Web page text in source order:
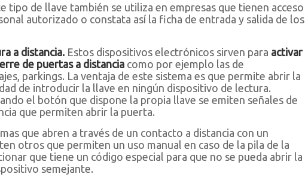
tipo de llave también se utiliza en empresas que tienen acceso
autorizado o constata así la ficha de entrada y salida de los
a distancia. Estos dispositivos electrónicos sirven para activar
de puertas a distancia como por ejemplo las de
parkings. La ventaja de este sistema es que permite abrir la
de introducir la llave en ningún dispositivo de lectura.
el botón que dispone la propia llave se emiten señales de
que permiten abrir la puerta.
que abren a través de un contacto a distancia con un
otros que permiten un uso manual en caso de la pila de la
que tiene un código especial para que no se pueda abrir la
semejante.